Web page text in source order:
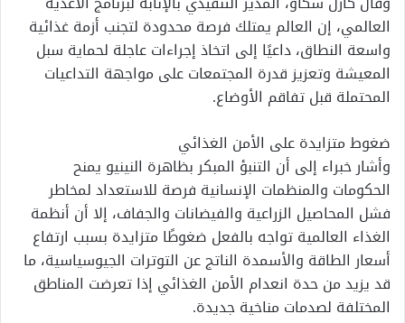
العالمي، إن العالم يمتلك فرصة محدودة لتجنب أزمة غذائية
واسعة النطاق، داعيًا إلى اتخاذ إجراءات عاجلة لحماية سبل
المعيشة وتعزيز قدرة المجتمعات على مواجهة التداعيات
المحتملة قبل تفاقم الأوضاع.
ضغوط متزايدة على الأمن الغذائي
وأشار خبراء إلى أن التنبؤ المبكر بظاهرة النينيو يمنح
الحكومات والمنظمات الإنسانية فرصة للاستعداد لمخاطر
فشل المحاصيل الزراعية والفيضانات والجفاف، إلا أن أنظمة
الغذاء العالمية تواجه بالفعل ضغوطًا متزايدة بسبب ارتفاع
أسعار الطاقة والأسمدة الناتج عن التوترات الجيوسياسية، ما
قد يزيد من حدة انعدام الأمن الغذائي إذا تعرضت المناطق
المختلفة لصدمات مناخية جديدة.